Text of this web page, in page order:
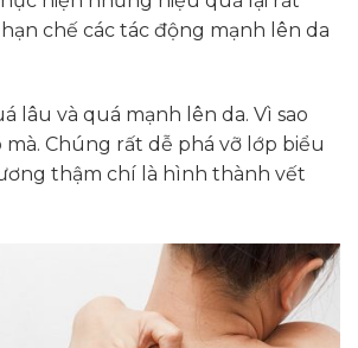
chế các tác động mạnh lên da
lâu và quá mạnh lên da. Vì sao
Chúng rất dễ phá vỡ lớp biểu
thậm chí là hình thành vết